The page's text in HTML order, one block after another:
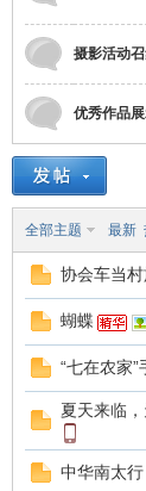
摄影活动
优秀作品
全部主题 最新
协会车当
蝴蝶
“七在农家”
夏天来临
中华南太